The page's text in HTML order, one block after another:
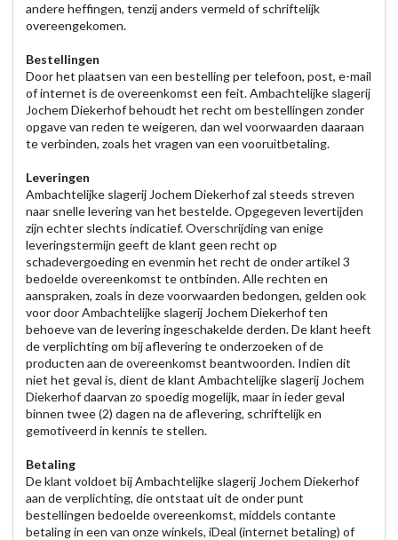
andere heffingen, tenzij anders vermeld of schriftelijk
overeengekomen.
Bestellingen
Door het plaatsen van een bestelling per telefoon, post, e-mail
of internet is de overeenkomst een feit. Ambachtelijke slagerij
Jochem Diekerhof behoudt het recht om bestellingen zonder
opgave van reden te weigeren, dan wel voorwaarden daaraan
te verbinden, zoals het vragen van een vooruitbetaling.
Leveringen
Ambachtelijke slagerij Jochem Diekerhof zal steeds streven
naar snelle levering van het bestelde. Opgegeven levertijden
zijn echter slechts indicatief. Overschrijding van enige
leveringstermijn geeft de klant geen recht op
schadevergoeding en evenmin het recht de onder artikel 3
bedoelde overeenkomst te ontbinden. Alle rechten en
aanspraken, zoals in deze voorwaarden bedongen, gelden ook
voor door Ambachtelijke slagerij Jochem Diekerhof ten
behoeve van de levering ingeschakelde derden. De klant heeft
de verplichting om bij aflevering te onderzoeken of de
producten aan de overeenkomst beantwoorden. Indien dit
niet het geval is, dient de klant Ambachtelijke slagerij Jochem
Diekerhof daarvan zo spoedig mogelijk, maar in ieder geval
binnen twee (2) dagen na de aflevering, schriftelijk en
gemotiveerd in kennis te stellen.
Betaling
De klant voldoet bij Ambachtelijke slagerij Jochem Diekerhof
aan de verplichting, die ontstaat uit de onder punt
bestellingen bedoelde overeenkomst, middels contante
betaling in een van onze winkels, iDeal (internet betaling) of